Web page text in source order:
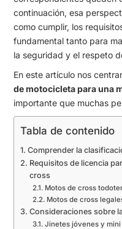
continuación, esa
como cumplir, los
fundamental tanto para
la seguridad y el respeto
En este artículo nos
de motocicleta para una
importante que muchas
Tabla de contenido
Comprender la
Requisitos de licencia
cross
Motos de cross
Motos de cross
Consideraciones sobre
Jinetes jóvenes y